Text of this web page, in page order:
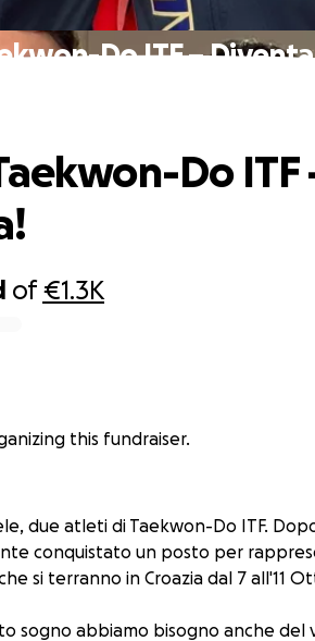
Do ITF –
of€1.3K
Do ITF
this fundraiser.
due atleti di Taekwon-Do ITF.
conquistato un posto per
si terranno in Croazia dal 7 all'11
sogno abbiamo bisogno anche del